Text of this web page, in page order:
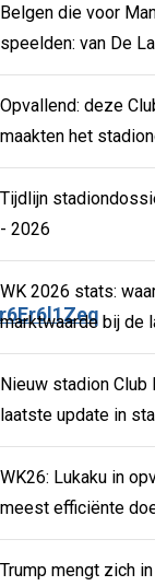
Belgen die voor
speelden: van De
Opvallend: deze
maakten het
Tijdlijn
- 2026
WK 2026 stats:
marktwaarde bij de
Nieuw stadion Club
laatste update in
WK26: Lukaku in
meest efficiënte
Trump mengt zich